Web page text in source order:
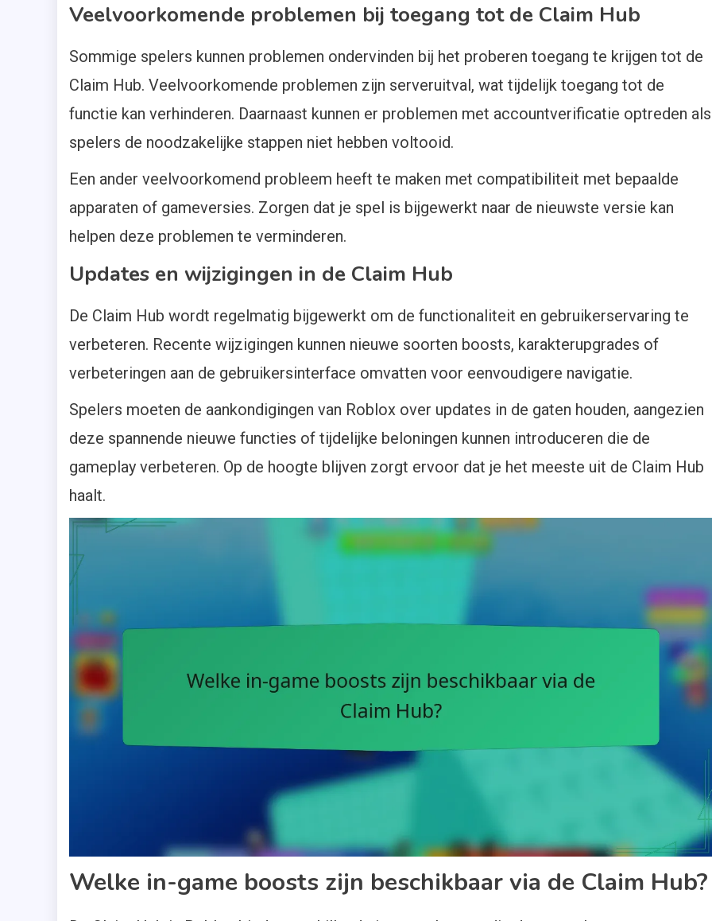
Veelvoorkomende problemen bij toegang tot de Claim Hub
Sommige spelers kunnen problemen ondervinden bij het proberen toegang te krijgen tot de
Claim Hub. Veelvoorkomende problemen zijn serveruitval, wat tijdelijk toegang tot de
functie kan verhinderen. Daarnaast kunnen er problemen met accountverificatie optreden als
spelers de noodzakelijke stappen niet hebben voltooid.
Een ander veelvoorkomend probleem heeft te maken met compatibiliteit met bepaalde
apparaten of gameversies. Zorgen dat je spel is bijgewerkt naar de nieuwste versie kan
helpen deze problemen te verminderen.
Updates en wijzigingen in de Claim Hub
De Claim Hub wordt regelmatig bijgewerkt om de functionaliteit en gebruikerservaring te
verbeteren. Recente wijzigingen kunnen nieuwe soorten boosts, karakterupgrades of
verbeteringen aan de gebruikersinterface omvatten voor eenvoudigere navigatie.
Spelers moeten de aankondigingen van Roblox over updates in de gaten houden, aangezien
deze spannende nieuwe functies of tijdelijke beloningen kunnen introduceren die de
gameplay verbeteren. Op de hoogte blijven zorgt ervoor dat je het meeste uit de Claim Hub
haalt.
Welke in-game boosts zijn beschikbaar via de Claim Hub?